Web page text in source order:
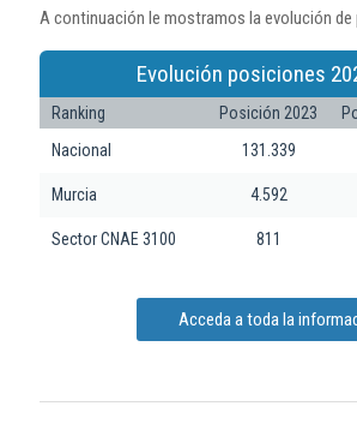
A continuación le mostramos la evolución de
Evolución posiciones
Ranking Posición 2023
Nacional
131.339
Murcia 4.592
Sector CNAE 3100 811
Acceda a toda la